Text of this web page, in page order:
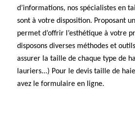
d’informations, nos spécialistes en
sont à votre disposition. Proposant
permet d’offrir l’esthétique à votre
disposons diverses méthodes et
assurer la taille de chaque type de
lauriers...) Pour le devis taille de
avez le formulaire en ligne.